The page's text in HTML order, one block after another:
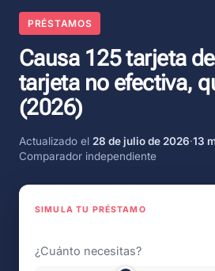
PRÉSTAMOS
Causa 125 tarjeta
tarjeta no efectiva,
(2026)
Actualizado el 28 de julio de 2026·13
Comparador independiente
SIMULA TU PRÉSTAMO
¿Cuánto necesitas?